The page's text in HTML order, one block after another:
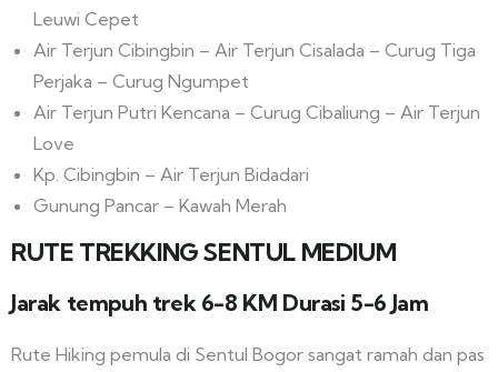
Leuwi Cepet
Air Terjun Cibingbin – Air Terjun Cisalada – Curug Tiga
Perjaka – Curug Ngumpet
Air Terjun Putri Kencana – Curug Cibaliung – Air Terjun
Love
Kp. Cibingbin – Air Terjun Bidadari
Gunung Pancar – Kawah Merah
RUTE TREKKING SENTUL MEDIUM
Jarak tempuh trek 6-8 KM Durasi 5-6 Jam
Rute Hiking pemula di Sentul Bogor sangat ramah dan pas